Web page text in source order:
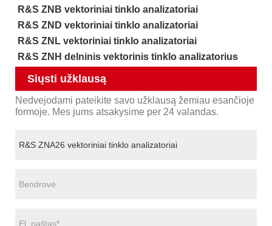
R&S ZNB vektoriniai tinklo analizatoriai
R&S ZND vektoriniai tinklo analizatoriai
R&S ZNL vektoriniai tinklo analizatoriai
R&S ZNH delninis vektorinis tinklo analizatorius
Siųsti užklausą
Nedvejodami pateikite savo užklausą žemiau esančioje
formoje. Mes jums atsakysime per 24 valandas.